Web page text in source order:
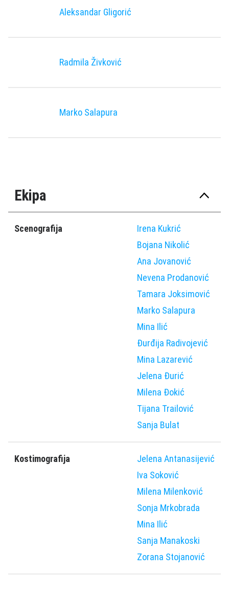
Aleksandar Gligorić
Radmila Živković
Marko Salapura
Ekipa
Scenografija
Irena Kukrić
Bojana Nikolić
Ana Jovanović
Nevena Prodanović
Tamara Joksimović
Marko Salapura
Mina Ilić
Ðurđija Radivojević
Mina Lazarević
Jelena Ðurić
Milena Ðokić
Tijana Trailović
Sanja Bulat
Kostimografija
Jelena Antanasijević
Iva Soković
Milena Milenković
Sonja Mrkobrada
Mina Ilić
Sanja Manakoski
Zorana Stojanović